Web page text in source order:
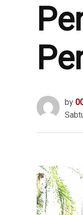
by